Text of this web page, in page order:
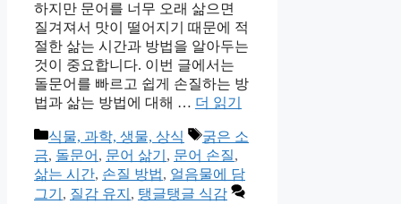
하지만 문어를 너무 오래 삶으면
질겨져서 맛이 떨어지기 때문에 적
절한 삶는 시간과 방법을 알아두는
것이 중요합니다. 이번 글에서는
돌문어를 빠르고 쉽게 손질하는 방
법과 삶는 방법에 대해 … 더 읽기
카
테
고
리
식물, 과학, 생물, 상식
태
그
굵은 소
금, 돌문어 , 문어 삶기 , 문어 손질,
삶는 시간, 손질 방법, 얼음물에 담
그기 , 질감 유지 , 탱글탱글 식감